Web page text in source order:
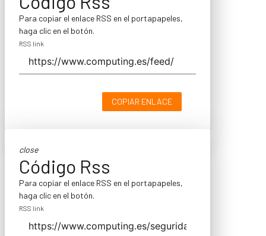
Para copiar el enlace RSS en el portapapeles,
haga clic en el botón.
RSS link
COPIAR ENLACE
close
Código Rss
Para copiar el enlace RSS en el portapapeles,
haga clic en el botón.
RSS link